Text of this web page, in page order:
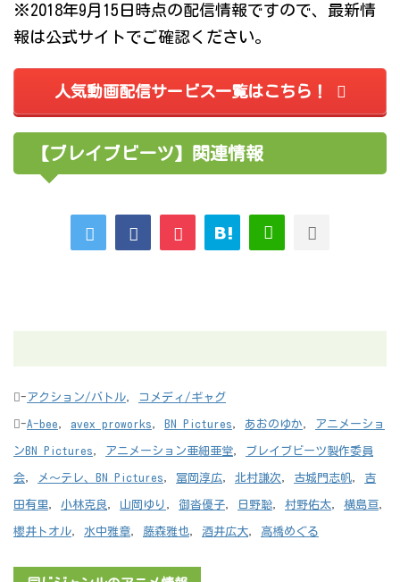
※2018年9月15日時点の配信情報ですので、最新情
報は公式サイトでご確認ください。
人気動画配信サービス一覧はこちら！
【ブレイブビーツ】関連情報
- アクション/バトル, コメディ/ギャグ
-A-bee, avex proworks, BN Pictures, あおのゆか, アニメーショ
ンBN Pictures, アニメーション亜細亜堂, ブレイブビーツ製作委員
会, メ～テレ、BN Pictures, 冨岡淳広, 北村謙次, 古城門志帆, 吉
田有里, 小林克良, 山岡ゆり , 御沓優子, 日野聡, 村野佑太, 横島亘,
櫻井トオル, 水中雅章, 藤森雅也, 酒井広大, 高橋めぐる